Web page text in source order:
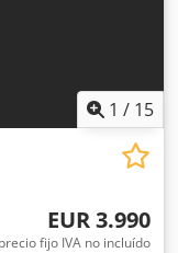
1 / 15
EUR 3.990
precio fijo IVA no incluído